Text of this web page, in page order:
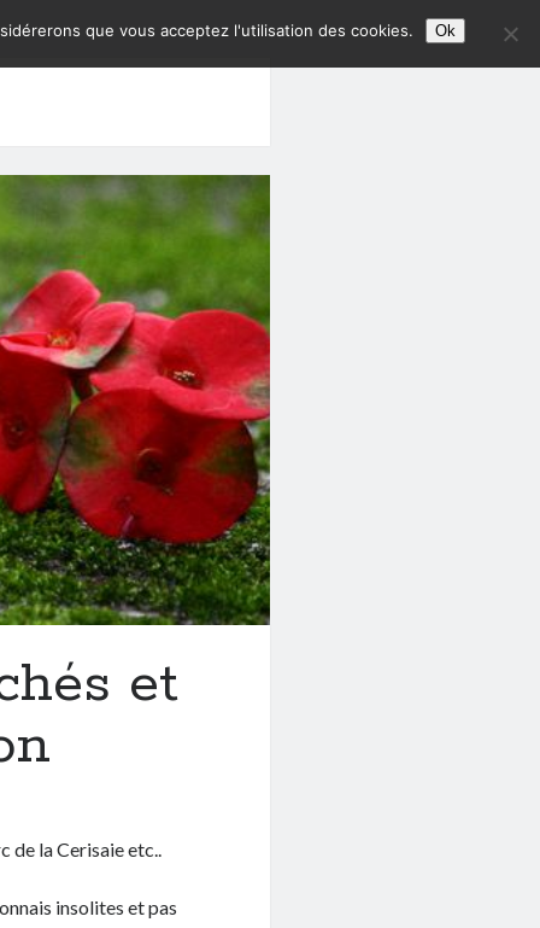
et
de la Cerisaie etc..
insolites et pas
que vous acceptez l'utilisation des cookies. Ok